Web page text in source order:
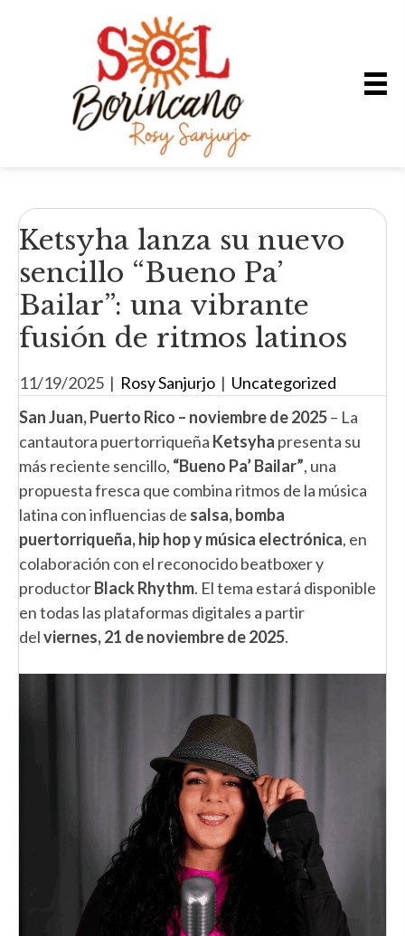
Ketsyha lanza su nuevo
sencillo “Bueno Pa’
Bailar”: una vibrante
fusión de ritmos latinos
11/19/2025 | Rosy Sanjurjo | Uncategorized
San Juan, Puerto Rico – noviembre de 2025– La
cantautora puertorriqueña Ketsyha presenta su
más reciente sencillo, “Bueno Pa’ Bailar”, una
propuesta fresca que combina ritmos de la música
latina con influencias de salsa, bomba
puertorriqueña, hip hop y música electrónica, en
colaboración con el reconocido beatboxer y
productorBlack Rhythm. El tema estará disponible
en todas las plataformas digitales a partir
delviernes, 21 de noviembre de 2025.